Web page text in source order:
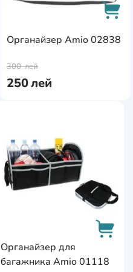
Органайзер Amio 02838
250лей
300лей
Органайзер для
багажника Amio 01118